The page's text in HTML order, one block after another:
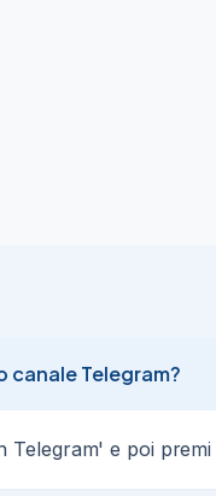
canale Telegram?
Telegram' e poi